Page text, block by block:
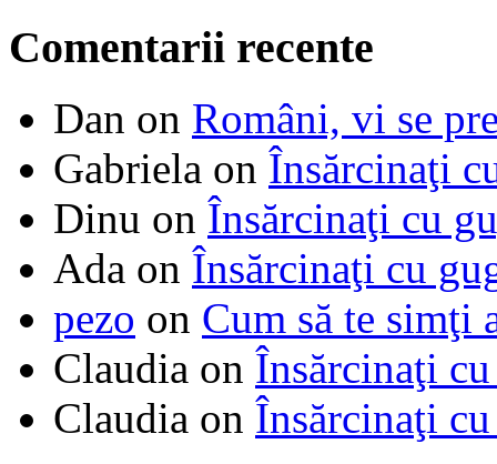
Comentarii recente
Dan on Români, vi se
Gabriela on Însărcinaţi
Dinu on Însărcinaţi cu
Ada on Însărcinaţi cu
pezo on Cum să te simţi
Claudia on Însărcinaţi
Claudia on Însărcinaţi